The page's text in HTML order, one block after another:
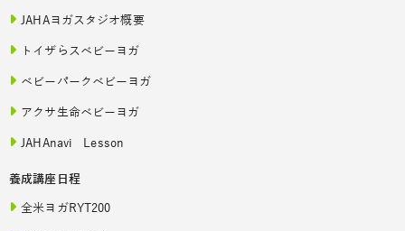
JAHAヨガスタジオ概要
トイザらスベビーヨガ
ベビーパークベビーヨガ
アクサ生命ベビーヨガ
JAHAnavi Lesson
養成講座日程
全米ヨガRYT200